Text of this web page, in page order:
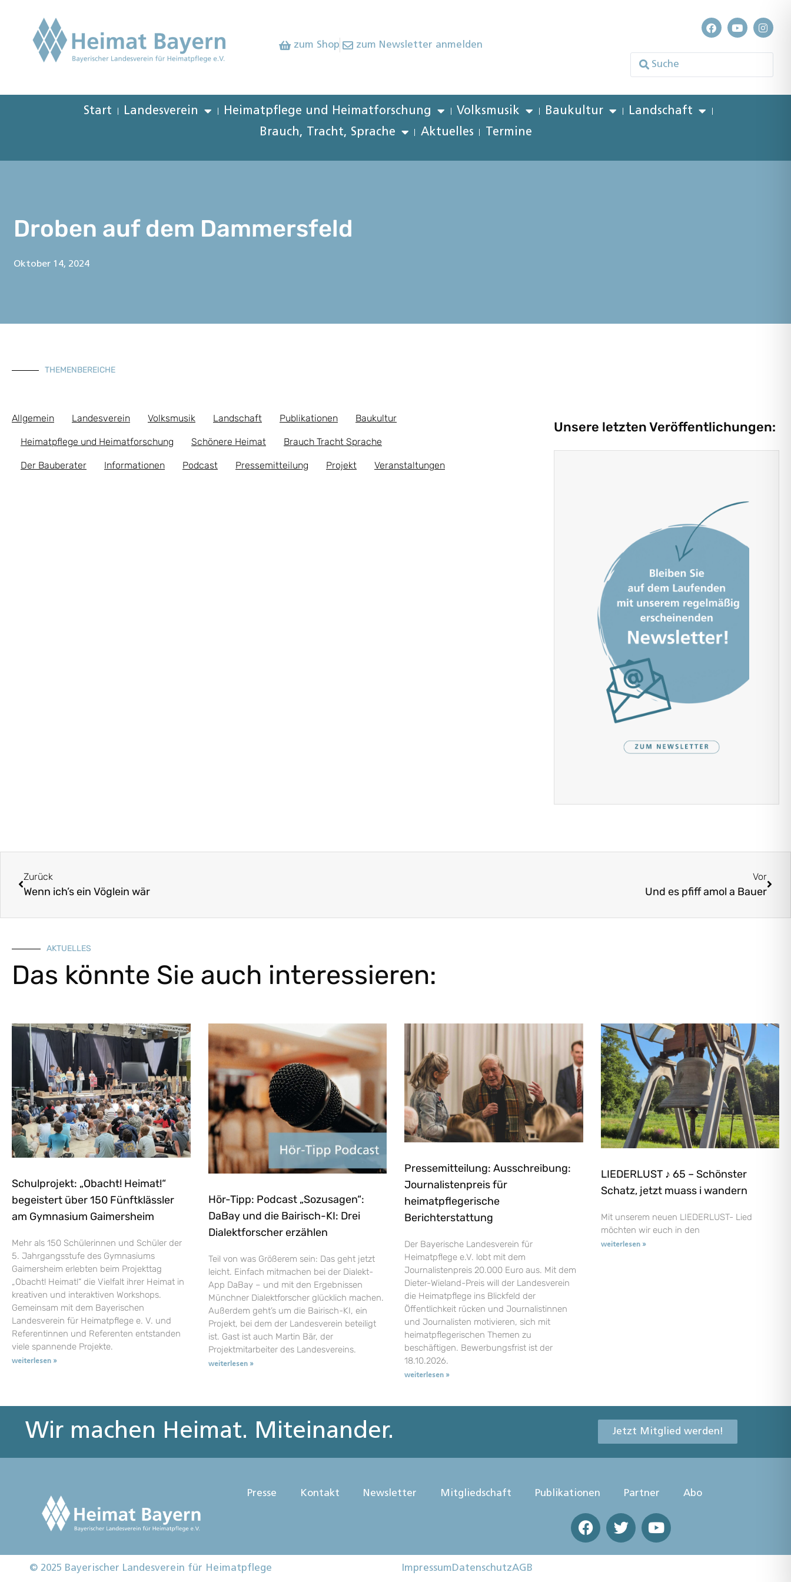
zum Shop zum Newsletter anmelden
Start Landesverein Heimatpflege und Heimatforschung Volksmusik Baukultur
Landschaft
Brauch, Tracht, Sprache
Aktuelles Termine
Droben auf dem Dammersfeld
Oktober 14, 2024
THEMENBEREICHE
Allgemein Landesverein Volksmusik Landschaft Publikationen Baukultur
Heimatpflege und Heimatforschung Schönere Heimat Brauch Tracht Sprache
Der Bauberater Informationen Podcast Pressemitteilung Projekt Veranstaltungen
Unsere letzten Veröffentlichungen:
Zurück
Wenn ich’s ein Vöglein wär
Vor
Und es pfiff amol a Bauer
AKTUELLES
Das könnte Sie auch interessieren:
Schulprojekt: „Obacht! Heimat!“
begeistert über 150 Fünftklässler
am Gymnasium Gaimersheim
Mehr als 150 Schülerinnen und Schüler der
5. Jahrgangsstufe des Gymnasiums
Gaimersheim erlebten beim Projekttag
„Obacht! Heimat!“ die Vielfalt ihrer Heimat in
kreativen und interaktiven Workshops.
Gemeinsam mit dem Bayerischen
Landesverein für Heimatpflege e. V. und
Referentinnen und Referenten entstanden
viele spannende Projekte.
weiterlesen »
Hör-Tipp: Podcast „Sozusagen“:
DaBay und die Bairisch-KI: Drei
Dialektforscher erzählen
Teil von was Größerem sein: Das geht jetzt
leicht. Einfach mitmachen bei der Dialekt-
App DaBay – und mit den Ergebnissen
Münchner Dialektforscher glücklich machen.
Außerdem geht’s um die Bairisch-KI, ein
Projekt, bei dem der Landesverein beteiligt
ist. Gast ist auch Martin Bär, der
Projektmitarbeiter des Landesvereins.
weiterlesen »
Pressemitteilung: Ausschreibung:
Journalistenpreis für
heimatpflegerische
Berichterstattung
Der Bayerische Landesverein für
Heimatpflege e.V. lobt mit dem
Journalistenpreis 20.000 Euro aus. Mit dem
Dieter-Wieland-Preis will der Landesverein
die Heimatpflege ins Blickfeld der
Öffentlichkeit rücken und Journalistinnen
und Journalisten motivieren, sich mit
heimatpflegerischen Themen zu
beschäftigen. Bewerbungsfrist ist der
18.10.2026.
weiterlesen »
LIEDERLUST ♪ 65 – Schönster
Schatz, jetzt muass i wandern
Mit unserem neuen LIEDERLUST- Lied
möchten wir euch in den
weiterlesen »
Wir machen Heimat. Miteinander. Jetzt Mitglied werden!
Presse Kontakt Newsletter Mitgliedschaft Publikationen Partner Abo
© 2025 Bayerischer Landesverein für Heimatpflege ImpressumDatenschutzAGB